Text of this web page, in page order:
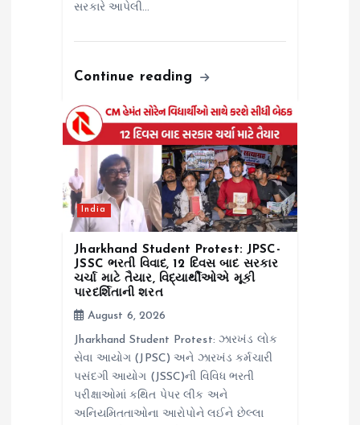
સરકારે આપેલી…
Continue reading
India
Jharkhand Student Protest: JPSC-
JSSC ભરતી વિવાદ, 12 દિવસ બાદ સરકાર
ચર્ચા માટે તૈયાર, વિદ્યાર્થીઓએ મૂકી
પારદર્શિતાની શરત
August 6, 2026
Jharkhand Student Protest: ઝારખંડ લોક
સેવા આયોગ (JPSC) અને ઝારખંડ કર્મચારી
પસંદગી આયોગ (JSSC)ની વિવિધ ભરતી
પરીક્ષાઓમાં કથિત પેપર લીક અને
અનિયમિતતાઓના આરોપોને લઈને છેલ્લા